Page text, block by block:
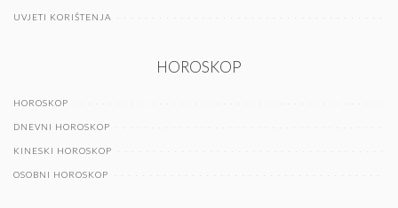
UVJETI KORIŠTENJA
HOROSKOP
HOROSKOP
DNEVNI HOROSKOP
KINESKI HOROSKOP
OSOBNI HOROSKOP